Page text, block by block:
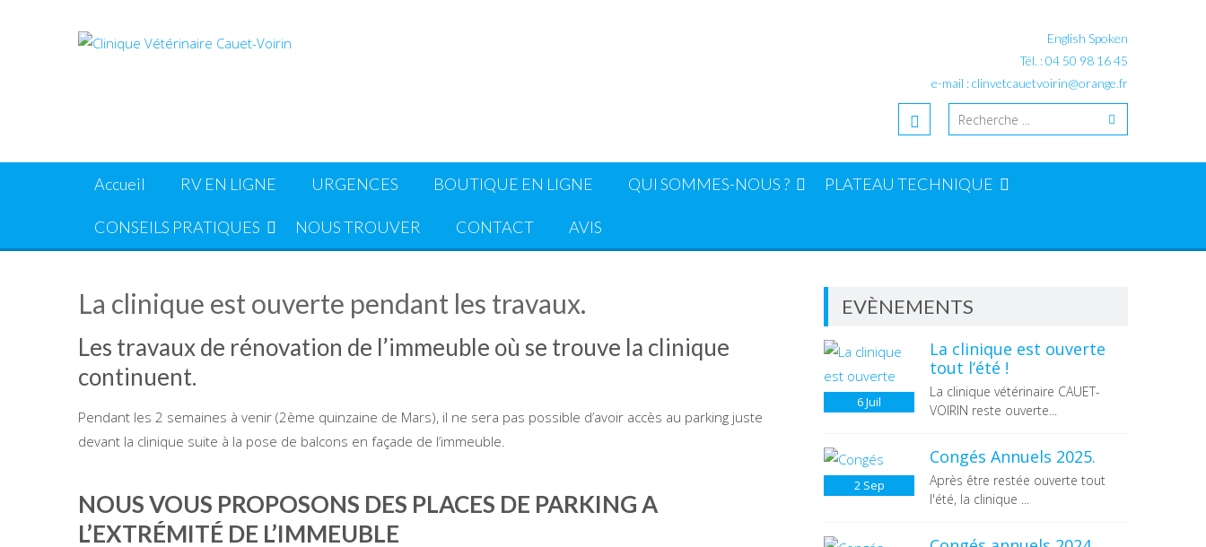
English Spoken
Tél. : 04 50 98 16 45
e-mail : clinvetcauetvoirin@orange.fr
Accueil RV EN LIGNE URGENCES BOUTIQUE EN LIGNE QUI SOMMES-NOUS ? PLATEAU TECHNIQUE
CONSEILS PRATIQUES NOUS TROUVER CONTACT AVIS
La clinique est ouverte pendant les travaux.
Les travaux de rénovation de l’immeuble où se trouve la clinique
continuent.
Pendant les 2 semaines à venir (2ème quinzaine de Mars), il ne sera pas possible d’avoir accès au parking juste
devant la clinique suite à la pose de balcons en façade de l’immeuble.
NOUS VOUS PROPOSONS DES PLACES DE PARKING A
L’EXTRÉMITÉ DE L’IMMEUBLE
EVÈNEMENTS
6Juil
La clinique est ouverte
tout l’été !
La clinique vétérinaire CAUET-
VOIRIN reste ouverte...
2 Sep
Congés Annuels 2025.
Après être restée ouverte tout
l'été, la clinique ...